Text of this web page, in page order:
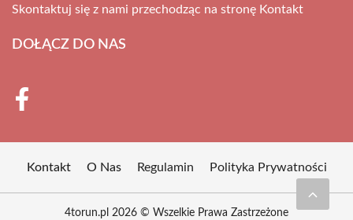
Skontaktuj się z nami przechodząc na stronę Kontakt
DOŁĄCZ DO NAS
Kontakt O Nas Regulamin Polityka Prywatności
4torun.pl 2026 © Wszelkie Prawa Zastrzeżone